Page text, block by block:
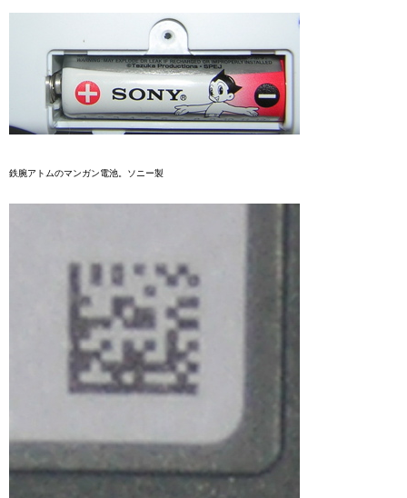
鉄腕アトムのマンガン電池。ソニー製